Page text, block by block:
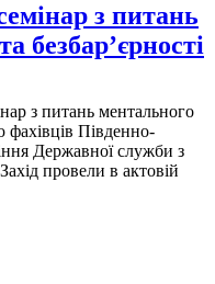
з питань
безбар’єрності
з питань ментального
фахівців Південно-
Державної служби з
провели в актовій